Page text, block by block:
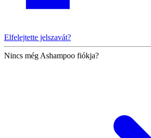
Elfelejtette jelszavát?
Nincs még Ashampoo fiókja?